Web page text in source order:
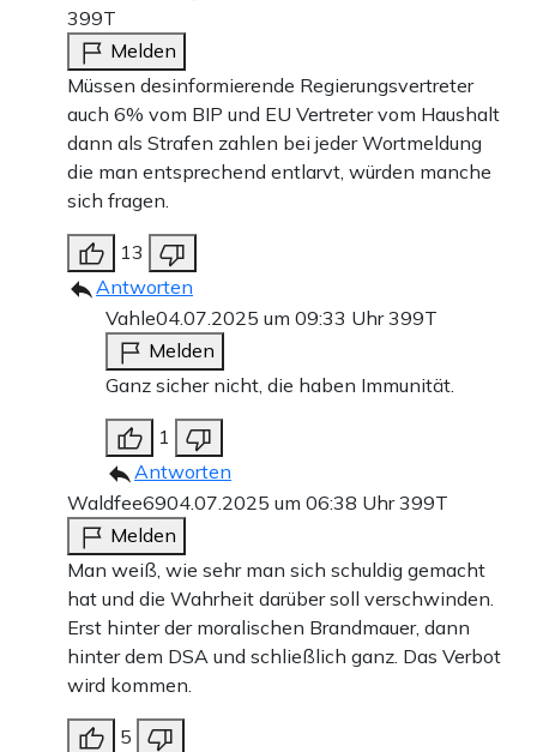
399T
Melden
Müssen desinformierende Regierungsvertreter
auch 6% vom BIP und EU Vertreter vom Haushalt
dann als Strafen zahlen bei jeder Wortmeldung
die man entsprechend entlarvt, würden manche
sich fragen.
13
Antworten
Vahle04.07.2025 um 09:33 Uhr399T
Melden
Ganz sicher nicht, die haben Immunität.
1
Antworten
Waldfee6904.07.2025 um 06:38 Uhr399T
Melden
Man weiß, wie sehr man sich schuldig gemacht
hat und die Wahrheit darüber soll verschwinden.
Erst hinter der moralischen Brandmauer, dann
hinter dem DSA und schließlich ganz. Das Verbot
wird kommen.
5